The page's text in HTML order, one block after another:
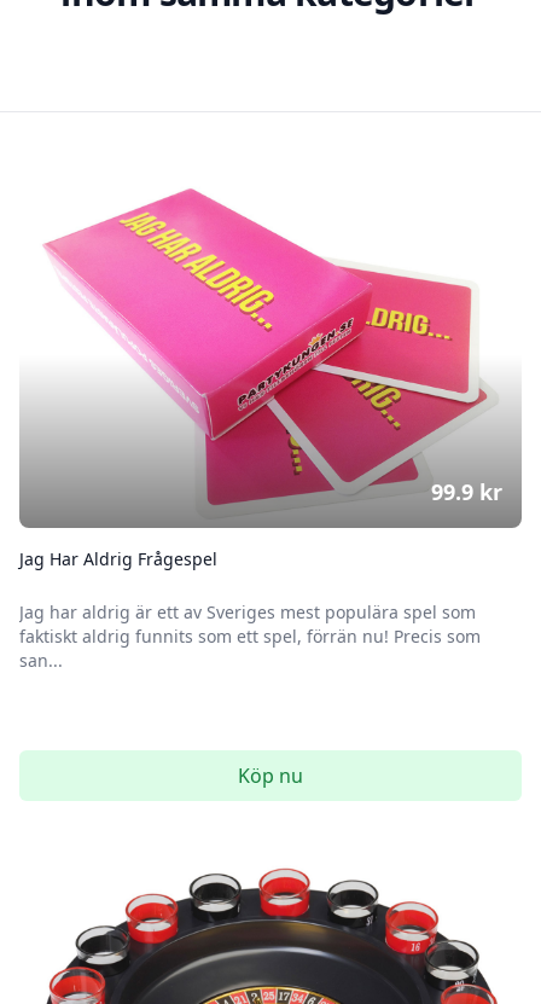
Jag Har Aldrig Frågespel
Jag har aldrig är ett av Sveriges mest populära spel som
faktiskt aldrig funnits som ett spel, förrän nu! Precis som
san...
99.9 kr
Köp nu